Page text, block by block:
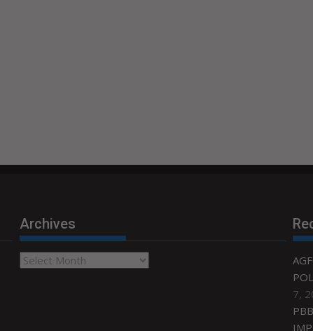
Archives
Archives
7,